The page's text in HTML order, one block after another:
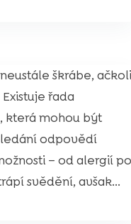
škrábe,
řada
která mohou být
odpovědí
– od alergií
svědění, avšak...